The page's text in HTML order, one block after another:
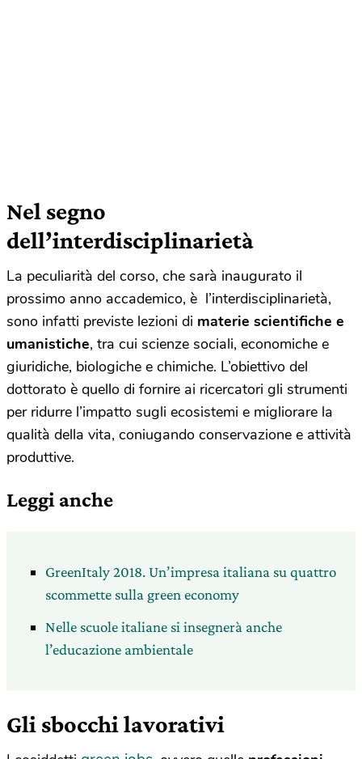
Nel segno
dell’interdisciplinarietà
La peculiarità del corso, che sarà inaugurato il
prossimo anno accademico, è l’interdisciplinarietà,
sono infatti previste lezioni di materie scientifiche e
umanistiche, tra cui scienze sociali, economiche e
giuridiche, biologiche e chimiche. L’obiettivo del
dottorato è quello di fornire ai ricercatori gli strumenti
per ridurre l’impatto sugli ecosistemi e migliorare la
qualità della vita, coniugando conservazione e attività
produttive.
Leggi anche
GreenItaly 2018. Un’impresa italiana su quattro
scommette sulla green economy
Nelle scuole italiane si insegnerà anche
l’educazione ambientale
Gli sbocchi lavorativi